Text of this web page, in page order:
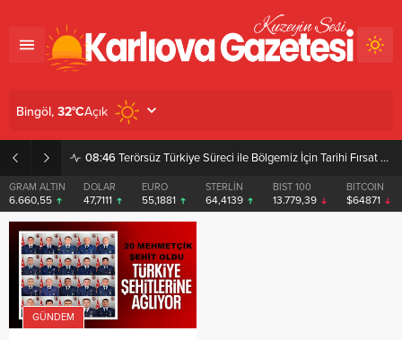
08:46 Terörsüz Türkiye Süreci ile Bölgemiz İçin Tarihi Fırsat Pencereleri Açılıyor
GRAM ALTIN
6.660,55
DOLAR
47,7111
EURO
55,1881
STERLİN
64,4139
BIST 100
13.779,39
BITCOIN
$64871
Bingöl, 32°CAçık
GÜNDEM